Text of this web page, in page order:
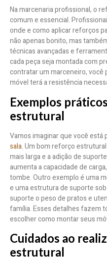
Na marcenaria profissional, o
comum e essencial.
onde e como aplicar reforços
não apenas bonito, mas
técnicas avançadas e
cada peça seja montada com
contratar um marceneiro, você
móvel terá a resistência
Exemplos
estrutural
Vamos imaginar que você está
sala. Um bom reforço
mais larga e a adição de
aumenta a capacidade de
tombe. Outro exemplo é uma
e uma estrutura de suporte
suporte o peso de pratos e
família. Esses detalhes fazem
escolher como montar seus
Cuidados ao
estrutural